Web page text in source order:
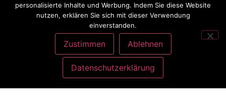
personalisierte Inhalte und Werbung. Indem Sie diese Website
nutzen, erklären Sie sich mit dieser Verwendung
einverstanden.
Zustimmen Ablehnen
Datenschutzerklärung